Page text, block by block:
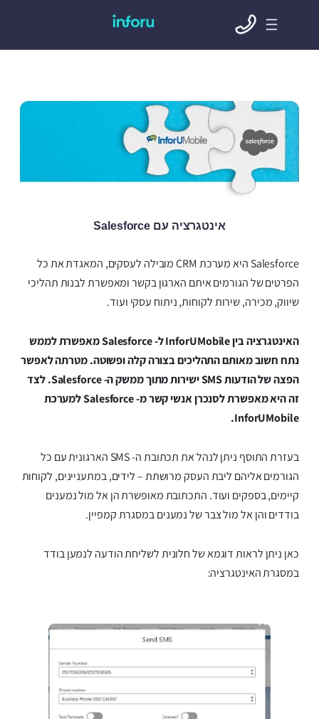
אינטגרציה עם Salesforce
Salesforce היא מערכת CRM מובילה לעסקים, המאגדת את כל
הפרטים של הגורמים איתם הארגון בקשר ומאפשרת לבנות תהליכי
שיווק, מכירה, שירות לקוחות, ניתוח עסקי ועוד.
האינטגרציה בין InforUMobile ל- Salesforce מאפשרת לממש
נתח חשוב מאותם התהליכים בצורה קלה ופשוטה. מטרתה לאפשר
הפצה של הודעות SMS ישירות מתוך ממשק ה- Salesforce. לצד
זה היא מאפשרת לסנכרן אנשי קשר מ- Salesforce למערכת
InforUMobile.
בעזרת התוסף ניתן לנהל את תכתובת ה- SMS הארגונית עם כל
הגורמים אליהם ליבת העסק מרושתת – לידים, במתעניינים, לקוחות
קיימים, בספקים ועוד. התכתובת מאופשרת הן אל מול נמענים
בודדים והן אל מול צבר של נמענים במסגרת קמפיין.
כאן ניתן לראות דוגמא של חלונית לשליחת הודעה לנמען בודד
במסגרת האינטגרציה: